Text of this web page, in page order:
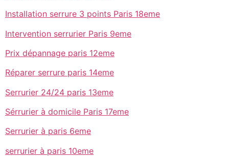
Installation serrure 3 points Paris 18eme
Intervention serrurier Paris 9eme
Prix dépannage paris 12eme
Réparer serrure paris 14eme
Serrurier 24/24 paris 13eme
Sérrurier à domicile Paris 17eme
Serrurier à paris 6eme
serrurier à paris 10eme